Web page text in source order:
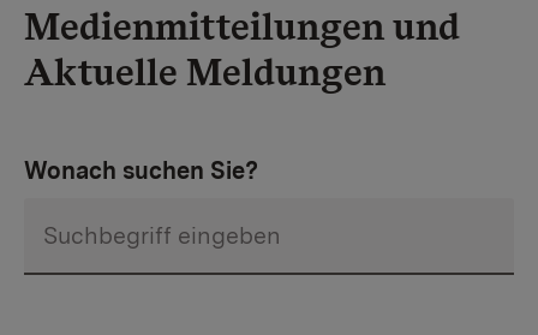
Medienmitteilungen und
Aktuelle Meldungen
Wonach suchen Sie?